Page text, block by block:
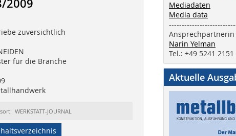
2009
zuversichtlich
für die Branche
WERKSTATT-JOURNAL
Mediadaten
Media data
Narin Yelman
Tel.: +49 5241 2151
Aktuelle